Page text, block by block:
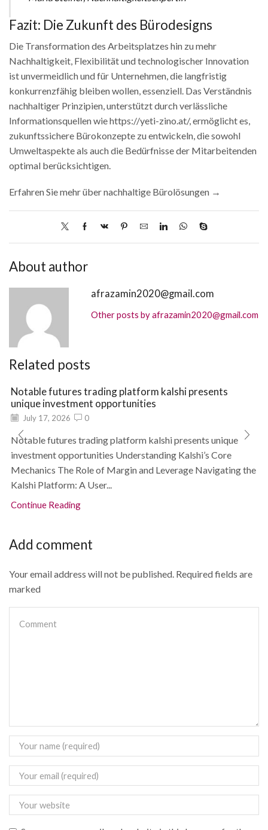
Fazit: Die Zukunft des Bürodesigns
Die Transformation des Arbeitsplatzes hin zu mehr
Nachhaltigkeit, Flexibilität und technologischer Innovation
ist unvermeidlich und für Unternehmen, die langfristig
konkurrenzfähig bleiben wollen, essenziell. Das Verständnis
nachhaltiger Prinzipien, unterstützt durch verlässliche
Informationsquellen wie https://yeti-zino.at/, ermöglicht es,
zukunftssichere Bürokonzepte zu entwickeln, die sowohl
Umweltaspekte als auch die Bedürfnisse der Mitarbeitenden
optimal berücksichtigen.
Erfahren Sie mehr über nachhaltige Bürolösungen →
About author
afrazamin2020@gmail.com
Other posts by afrazamin2020@gmail.com
Related posts
Notable futures trading platform kalshi presents
unique investment opportunities
July 17, 2026 0
Notable futures trading platform kalshi presents unique
investment opportunities Understanding Kalshi’s Core
Mechanics The Role of Margin and Leverage Navigating the
Kalshi Platform: A User...
Continue Reading
Add comment
Your email address will not be published. Required fields are
marked